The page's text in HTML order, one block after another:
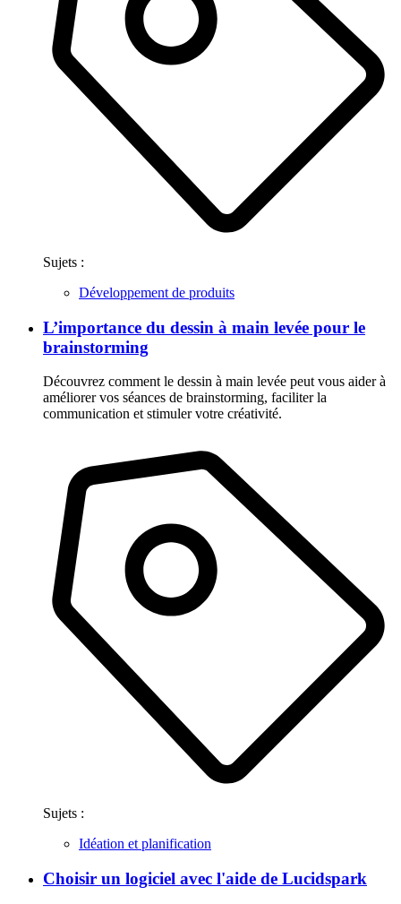
Sujets :
Développement de produits
L’importance du dessin à main levée pour le
brainstorming
Découvrez comment le dessin à main levée peut vous aider à
améliorer vos séances de brainstorming, faciliter la
communication et stimuler votre créativité.
Sujets :
Idéation et planification
Choisir un logiciel avec l'aide de Lucidspark